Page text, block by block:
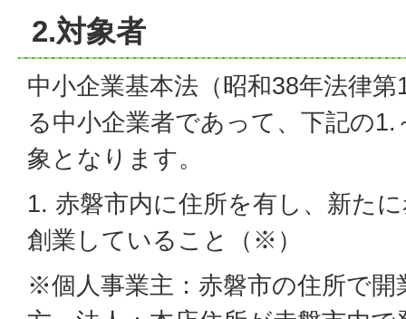
2.対象者
中小企業基本法（昭和38年法律
る中小企業者であって、下記の
象となります。
1. 赤磐市内に住所を有し、新た
創業していること（※）
※個人事業主：赤磐市の住所で開